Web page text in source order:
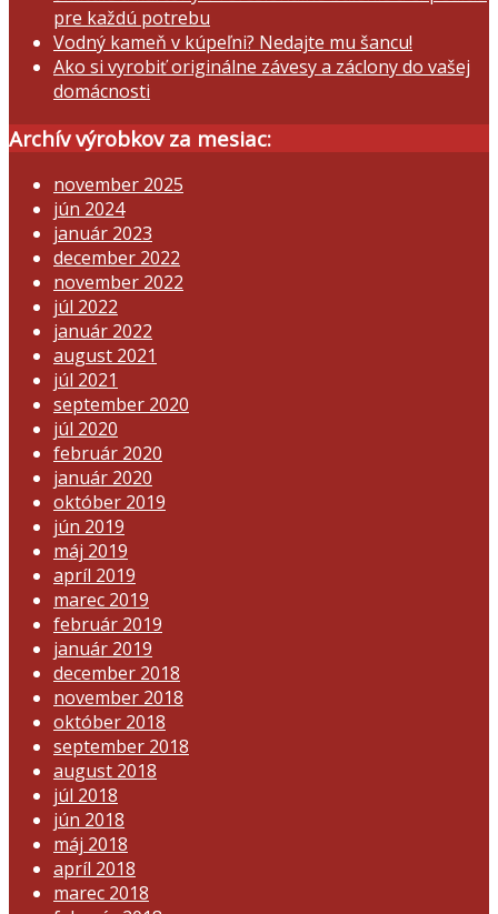
pre každú potrebu
Vodný kameň v kúpeľni? Nedajte mu šancu!
Ako si vyrobiť originálne závesy a záclony do vašej
domácnosti
Archív výrobkov za mesiac:
november 2025
jún 2024
január 2023
december 2022
november 2022
júl 2022
január 2022
august 2021
júl 2021
september 2020
júl 2020
február 2020
január 2020
október 2019
jún 2019
máj 2019
apríl 2019
marec 2019
február 2019
január 2019
december 2018
november 2018
október 2018
september 2018
august 2018
júl 2018
jún 2018
máj 2018
apríl 2018
marec 2018